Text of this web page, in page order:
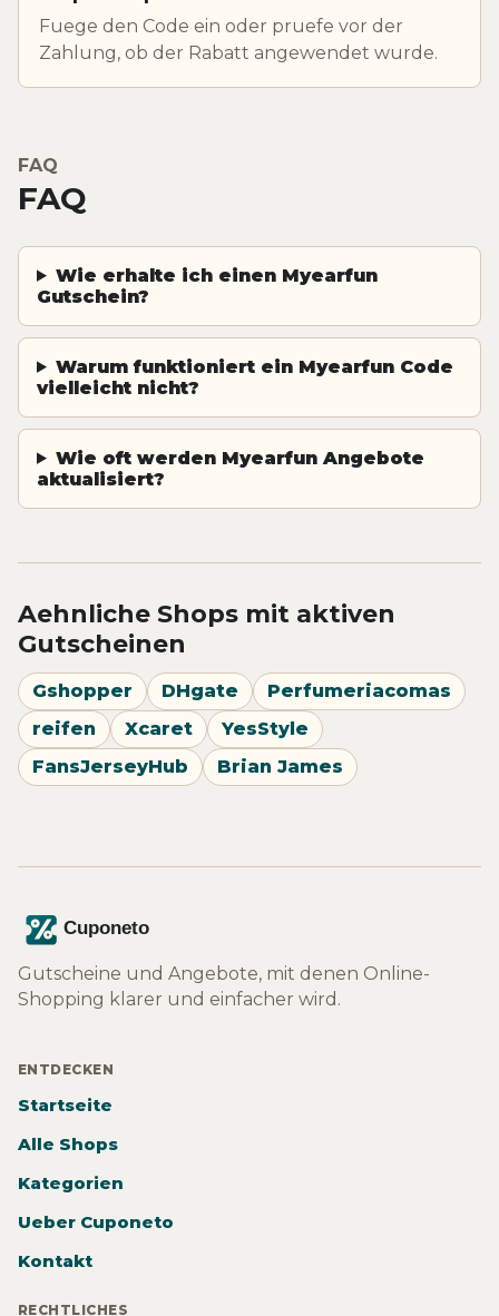
Fuege den Code ein oder pruefe vor der
Zahlung, ob der Rabatt angewendet wurde.
FAQ
FAQ
Wie erhalte ich einen Myearfun
Gutschein?
Warum funktioniert ein Myearfun Code
vielleicht nicht?
Wie oft werden Myearfun Angebote
aktualisiert?
Aehnliche Shops mit aktiven
Gutscheinen
Gshopper DHgate
Perfumeriacomas
reifen
Xcaret
YesStyle
FansJerseyHub
Brian James
Gutscheine und Angebote, mit denen Online-
Shopping klarer und einfacher wird.
ENTDECKEN
Startseite
Alle Shops
Kategorien
Ueber Cuponeto
Kontakt
RECHTLICHES